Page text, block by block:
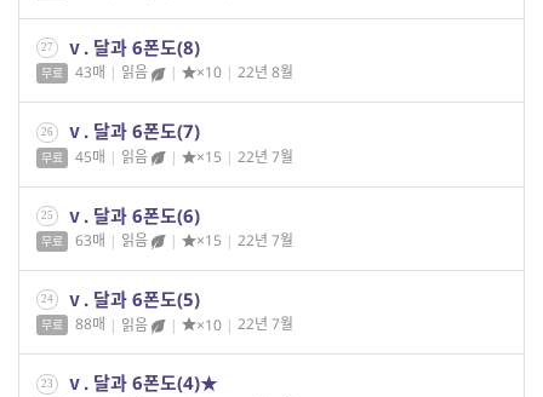
27 ⅴ. 달과 6폰도(8)
무료 43매 | 읽음 | ×10 | 22년 8월
26 ⅴ. 달과 6폰도(7)
무료 45매 | 읽음 | ×15 | 22년 7월
25 ⅴ. 달과 6폰도(6)
무료 63매 | 읽음 | ×15 | 22년 7월
24 ⅴ. 달과 6폰도(5)
무료 88매 | 읽음 | ×10 | 22년 7월
23 ⅴ. 달과 6폰도(4)★